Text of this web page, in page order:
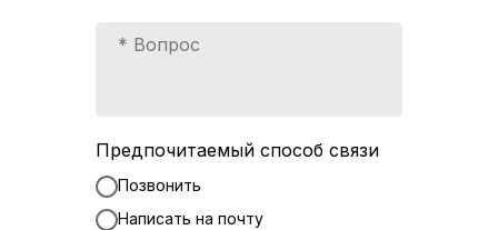
Предпочитаемый способ связи
Позвонить
Написать на почту